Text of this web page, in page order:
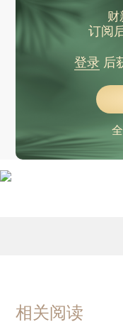
财
订阅
登录后
相关阅读